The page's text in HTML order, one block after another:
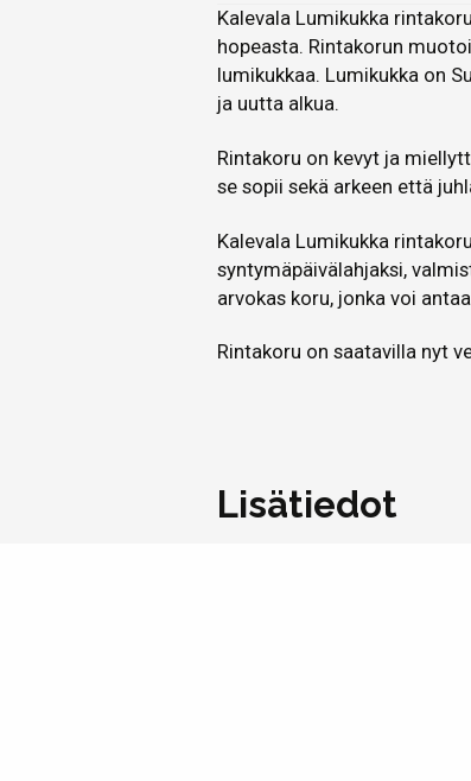
Kalevala Lumikukka
hopeasta. Rintakorun
lumikukkaa. Lumikukka on
ja uutta alkua.
Rintakoru on kevyt ja
se sopii sekä arkeen että
Kalevala Lumikukka
syntymäpäivälahjaksi,
arvokas koru, jonka voi
Rintakoru on saatavilla nyt
Lisätiedot